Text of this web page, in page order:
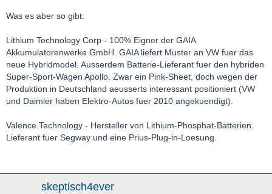
Was es aber so gibt:
Lithium Technology Corp - 100% Eigner der GAIA
Akkumulatorenwerke GmbH. GAIA liefert Muster an VW fuer das
neue Hybridmodel. Ausserdem Batterie-Lieferant fuer den hybriden
Super-Sport-Wagen Apollo. Zwar ein Pink-Sheet, doch wegen der
Produktion in Deutschland aeusserts interessant positioniert (VW
und Daimler haben Elektro-Autos fuer 2010 angekuendigt).
Valence Technology - Hersteller von Lithium-Phosphat-Batterien.
Lieferant fuer Segway und eine Prius-Plug-in-Loesung.
skeptisch4ever